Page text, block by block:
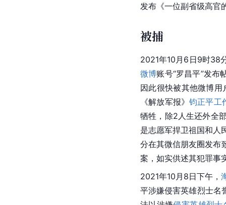
发布《一位副省级高官
被捕
2021年10月6日9时38
微博账号“罗昌平”发布
因此很快被其他微博
《解放军报》钧正平工
牺牲，除2人生还外全
是志愿军捍卫祖国和人
分在其微信朋友圈发布
案，如实供述其犯罪事
2021年10月8日下午，
平涉嫌侵害英雄烈士名